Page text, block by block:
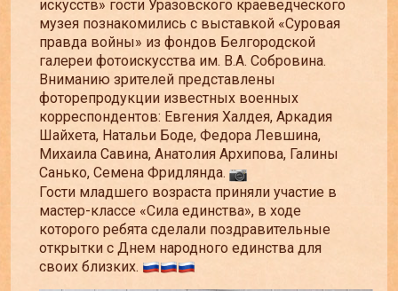
искусств» гости Уразовского краеведческого
музея познакомились с выставкой «Суровая
правда войны» из фондов Белгородской
галереи фотоискусства им. В.А. Собровина.
Вниманию зрителей представлены
фоторепродукции известных военных
корреспондентов: Евгения Халдея, Аркадия
Шайхета, Натальи Боде, Федора Левшина,
Михаила Савина, Анатолия Архипова, Галины
Санько, Семена Фридлянда.
Гости младшего возраста приняли участие в
мастер-классе «Сила единства», в ходе
которого ребята сделали поздравительные
открытки с Днем народного единства для
своих близких.